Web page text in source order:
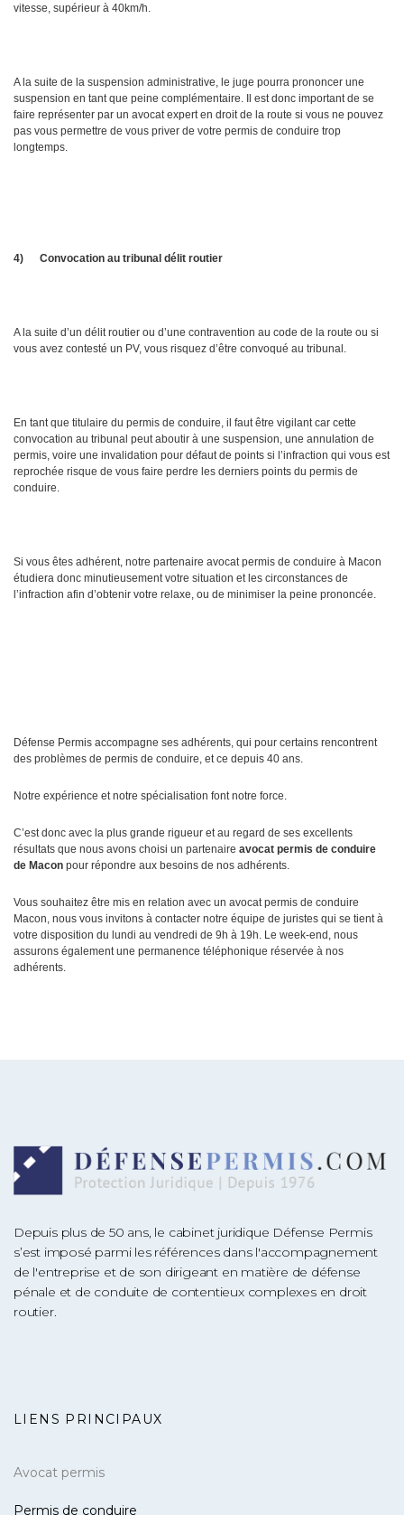
vitesse, supérieur à 40km/h.
A la suite de la suspension administrative, le juge pourra prononcer une
suspension en tant que peine complémentaire. Il est donc important de se
faire représenter par un avocat expert en droit de la route si vous ne pouvez
pas vous permettre de vous priver de votre permis de conduire trop
longtemps.
4) Convocation au tribunal délit routier
A la suite d’un délit routier ou d’une contravention au code de la route ou si
vous avez contesté un PV, vous risquez d’être convoqué au tribunal.
En tant que titulaire du permis de conduire, il faut être vigilant car cette
convocation au tribunal peut aboutir à une suspension, une annulation de
permis, voire une invalidation pour défaut de points si l’infraction qui vous est
reprochée risque de vous faire perdre les derniers points du permis de
conduire.
Si vous êtes adhérent, notre partenaire avocat permis de conduire à Macon
étudiera donc minutieusement votre situation et les circonstances de
l’infraction afin d’obtenir votre relaxe, ou de minimiser la peine prononcée.
Défense Permis accompagne ses adhérents, qui pour certains rencontrent
des problèmes de permis de conduire, et ce depuis 40 ans.
Notre expérience et notre spécialisation font notre force.
C’est donc avec la plus grande rigueur et au regard de ses excellents
résultats que nous avons choisi un partenaire avocat permis de conduire
de Macon pour répondre aux besoins de nos adhérents.
Vous souhaitez être mis en relation avec un avocat permis de conduire
Macon, nous vous invitons à contacter notre équipe de juristes qui se tient à
votre disposition du lundi au vendredi de 9h à 19h. Le week-end, nous
assurons également une permanence téléphonique réservée à nos
adhérents.
Depuis plus de 50 ans, le cabinet juridique Défense Permis
s’est imposé parmi les références dans l'accompagnement
de l'entreprise et de son dirigeant en matière de défense
pénale et de conduite de contentieux complexes en droit
routier.
LIENS PRINCIPAUX
Avocat permis
Permis de conduire